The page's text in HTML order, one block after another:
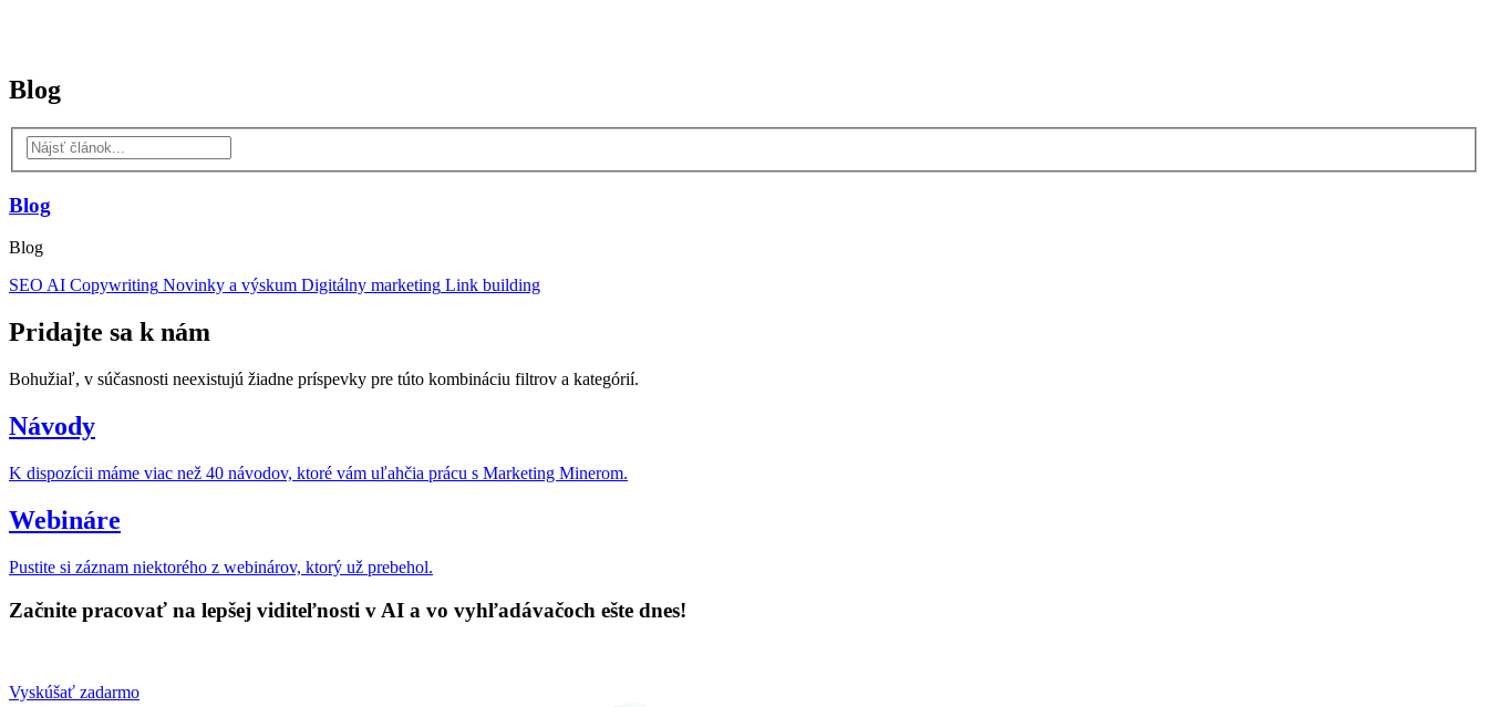
Blog
Blog
Blog
SEO AI Copywriting Novinky a výskum Digitálny marketing Link building
Pridajte sa k nám
Bohužiaľ, v súčasnosti neexistujú žiadne príspevky pre túto kombináciu filtrov a kategórií.
Návody
K dispozícii máme viac než 40 návodov, ktoré vám uľahčia prácu s Marketing Minerom.
Webináre
Pustite si záznam niektorého z webinárov, ktorý už prebehol.
Začnite pracovať na lepšej viditeľnosti v AI a vo vyhľadávačoch ešte dnes!
Vyskúšať zadarmo